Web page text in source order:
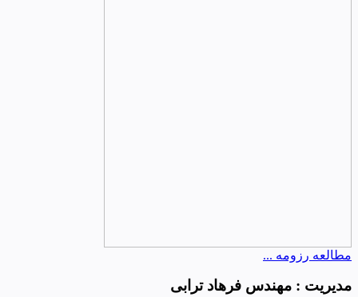
مطالعه رزومه ...
مدیریت : مهندس فرهاد ترابی